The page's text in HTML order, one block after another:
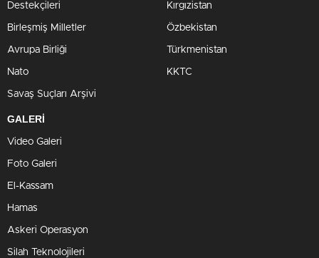
Destekçileri
Birleşmiş Milletler
Avrupa Birliği
Nato
Savaş Suçları Arşivi
Kırgızistan
Özbekistan
Türkmenistan
KKTC
GALERİ
Video Galeri
Foto Galeri
El-Kassam
Hamas
Askeri Operasyon
Silah Teknolojileri